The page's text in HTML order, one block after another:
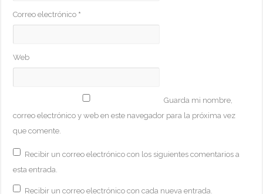
Correo electrónico *
Web
Guarda mi nombre,
correo electrónico y web en este navegador para la próxima vez
que comente.
Recibir un correo electrónico con los siguientes comentarios a
esta entrada.
Recibir un correo electrónico con cada nueva entrada.